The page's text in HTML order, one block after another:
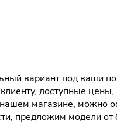
вариант под ваши
доступные
магазине, можно
предложим модели